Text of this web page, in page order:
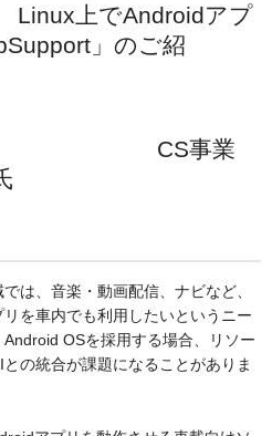
上でAndroidアプ
」のご紹
CS事業
は、音楽・動画配信、ナビなど、
を車内でも利用したいというニー
OSを採用する場合、リソー
の統合が課題になることがありま